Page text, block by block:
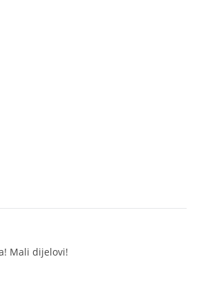
Mali dijelovi!